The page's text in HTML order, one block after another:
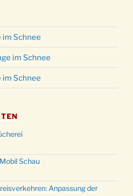
im Schnee
im Schnee
im Schnee
Schau
Anpassung der